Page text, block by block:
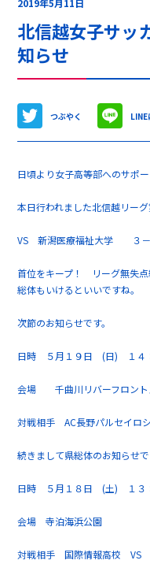
2019年5月11日
北信越女子サッ
知らせ
つぶやく LINE
日頃より女子高等部へのサポ
本日行われました北信越リー
VS 新潟医療福祉大学 ３－
首位をキープ！ リーグ無失
総体もいけるといいですね。
次節のお知らせです。
日時 ５月１９日 (日) １４
会場 千曲川リバーフロント
対戦相手 AC長野パルセイロ
続きまして県総体のお知らせで
日時 ５月１８日 (土) １３
会場 寺泊海浜公園
対戦相手 国際情報高校 VS